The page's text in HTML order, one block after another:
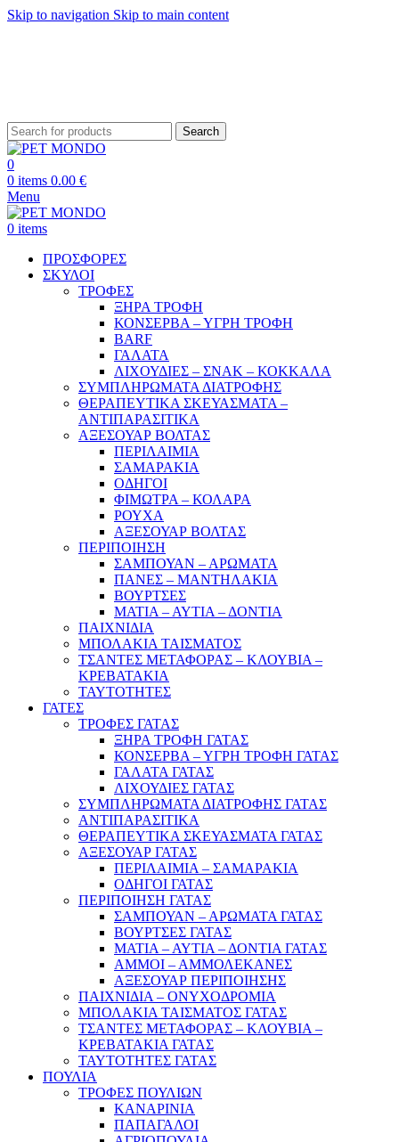
Skip to navigation Skip to main content
Search
0
0 items 0.00 €
Menu
0 items
ΠΡΟΣΦΟΡΕΣ
ΣΚΥΛΟΙ
ΤΡΟΦΕΣ
ΞΗΡΑ ΤΡΟΦΗ
ΚΟΝΣΕΡΒΑ – ΥΓΡΗ ΤΡΟΦΗ
BARF
ΓΑΛΑΤΑ
ΛΙΧΟΥΔΙΕΣ – ΣΝΑΚ – ΚΟΚΚΑΛΑ
ΣΥΜΠΛΗΡΩΜΑΤΑ ΔΙΑΤΡΟΦΗΣ
ΘΕΡΑΠΕΥΤΙΚΑ ΣΚΕΥΑΣΜΑΤΑ –
ΑΝΤΙΠΑΡΑΣΙΤΙΚΑ
ΑΞΕΣΟΥΑΡ ΒΟΛΤΑΣ
ΠΕΡΙΛΑΙΜΙΑ
ΣΑΜΑΡΑΚΙΑ
ΟΔΗΓΟΙ
ΦΙΜΩΤΡΑ – ΚΟΛΑΡΑ
ΡΟΥΧΑ
ΑΞΕΣΟΥΑΡ ΒΟΛΤΑΣ
ΠΕΡΙΠΟΙΗΣΗ
ΣΑΜΠΟΥΑΝ – ΑΡΩΜΑΤΑ
ΠΑΝΕΣ – ΜΑΝΤΗΛΑΚΙΑ
ΒΟΥΡΤΣΕΣ
ΜΑΤΙΑ – ΑΥΤΙΑ – ΔΟΝΤΙΑ
ΠΑΙΧΝΙΔΙΑ
ΜΠΟΛΑΚΙΑ ΤΑΙΣΜΑΤΟΣ
ΤΣΑΝΤΕΣ ΜΕΤΑΦΟΡΑΣ – ΚΛΟΥΒΙΑ –
ΚΡΕΒΑΤΑΚΙΑ
ΤΑΥΤΟΤΗΤΕΣ
ΓΑΤΕΣ
ΤΡΟΦΕΣ ΓΑΤΑΣ
ΞΗΡΑ ΤΡΟΦΗ ΓΑΤΑΣ
ΚΟΝΣΕΡΒΑ – ΥΓΡΗ ΤΡΟΦΗ ΓΑΤΑΣ
ΓΑΛΑΤΑ ΓΑΤΑΣ
ΛΙΧΟΥΔΙΕΣ ΓΑΤΑΣ
ΣΥΜΠΛΗΡΩΜΑΤΑ ΔΙΑΤΡΟΦΗΣ ΓΑΤΑΣ
ΑΝΤΙΠΑΡΑΣΙΤΙΚΑ
ΘΕΡΑΠΕΥΤΙΚΑ ΣΚΕΥΑΣΜΑΤΑ ΓΑΤΑΣ
ΑΞΕΣΟΥΑΡ ΓΑΤΑΣ
ΠΕΡΙΛΑΙΜΙΑ – ΣΑΜΑΡΑΚΙΑ
ΟΔΗΓΟΙ ΓΑΤΑΣ
ΠΕΡΙΠΟΙΗΣΗ ΓΑΤΑΣ
ΣΑΜΠΟΥΑΝ – ΑΡΩΜΑΤΑ ΓΑΤΑΣ
ΒΟΥΡΤΣΕΣ ΓΑΤΑΣ
ΜΑΤΙΑ – ΑΥΤΙΑ – ΔΟΝΤΙΑ ΓΑΤΑΣ
ΑΜΜΟΙ – ΑΜΜΟΛΕΚΑΝΕΣ
ΑΞΕΣΟΥΑΡ ΠΕΡΙΠΟΙΗΣΗΣ
ΠΑΙΧΝΙΔΙΑ – ΟΝΥΧΟΔΡΟΜΙΑ
ΜΠΟΛΑΚΙΑ ΤΑΙΣΜΑΤΟΣ ΓΑΤΑΣ
ΤΣΑΝΤΕΣ ΜΕΤΑΦΟΡΑΣ – ΚΛΟΥΒΙΑ –
ΚΡΕΒΑΤΑΚΙΑ ΓΑΤΑΣ
ΤΑΥΤΟΤΗΤΕΣ ΓΑΤΑΣ
ΠΟΥΛΙΑ
ΤΡΟΦΕΣ ΠΟΥΛΙΩΝ
ΚΑΝΑΡΙΝΙΑ
ΠΑΠΑΓΑΛΟΙ